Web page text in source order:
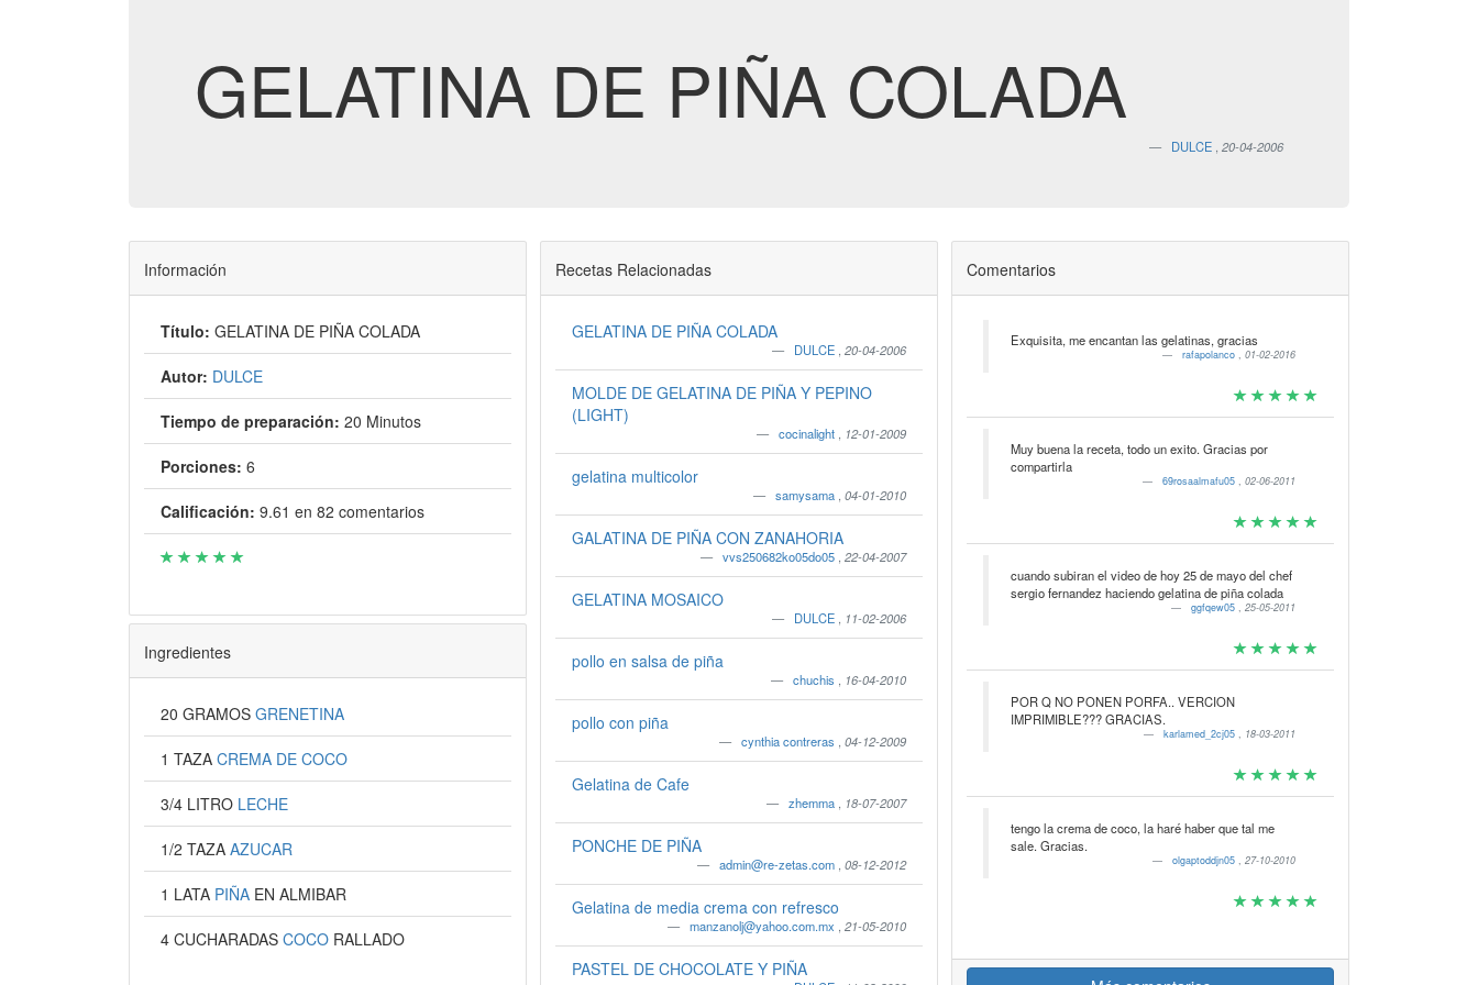
GELATINA DE PIÑA COLADA
DULCE 20-04-2006
Información
Título: GELATINA DE PIÑA COLADA
Autor: DULCE
Tiempo de preparación: 20 Minutos
Porciones: 6
Calificación: 9.61 en 82 comentarios
Ingredientes
20 GRAMOS GRENETINA
1 TAZA CREMA DE COCO
3/4 LITRO LECHE
1/2 TAZA AZUCAR
1 LATA PIÑA EN ALMIBAR
4 CUCHARADAS COCO RALLADO
Recetas Relacionadas
GELATINA DE PIÑA COLADA
DULCE ,20-04-2006
MOLDE DE GELATINA DE PIÑA Y PEPINO
(LIGHT)
cocinalight 12-01-2009
gelatina multicolor
samysama ,04-01-2010
GALATINA DE PIÑA CON ZANAHORIA
vvs250682ko05do05 ,22-04-2007
GELATINA MOSAICO
DULCE 11-02-2006
pollo en salsa de piña
chuchis 16-04-2010
pollo con piña
cynthia contreras ,04-12-2009
Gelatina de Cafe
zhemma 18-07-2007
PONCHE DE PIÑA
admin@re-zetas.com ,08-12-2012
Gelatina de media crema con refresco
manzanolj@yahoo.com.mx ,21-05-2010
PASTEL DE CHOCOLATE Y PIÑA
Comentarios
Exquisita, me encantan las gelatinas, gracias
rafapolanco,01-02-2016
Muy buena la receta, todo un exito. Gracias por
compartirla
69rosaalmafu05,02-06-2011
cuando subiran el video de hoy 25 de mayo del chef
sergio fernandez haciendo gelatina de piña colada
ggfqew05,25-05-2011
POR Q NO PONEN PORFA.. VERCION
IMPRIMIBLE??? GRACIAS.
karlamed_2cj05, 18-03-2011
tengo la crema de coco, la haré haber que tal me
sale. Gracias.
olgaptoddjn05,27-10-2010